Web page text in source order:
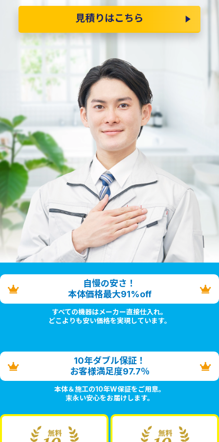
見積りはこちら
自慢の安さ！
本体価格最大91%off
すべての機器はメーカー直接仕入れ。
どこよりも安い価格を実現しています。
10年ダブル保証！
お客様満足度97.7％
本体＆施工の10年W保証をご用意。
末永い安心をお届けします。